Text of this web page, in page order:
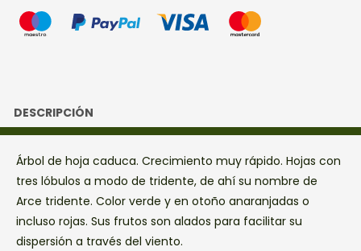
DESCRIPCIÓN
Árbol de hoja caduca. Crecimiento muy rápido. Hojas con
tres lóbulos a modo de tridente, de ahí su nombre de
Arce tridente. Color verde y en otoño anaranjadas o
incluso rojas. Sus frutos son alados para facilitar su
dispersión a través del viento.